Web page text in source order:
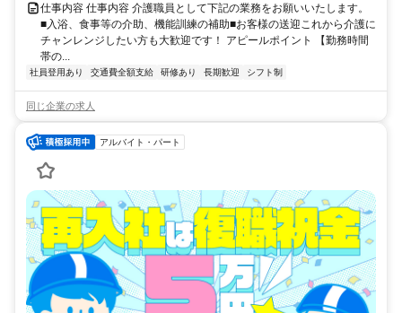
仕事内容 仕事内容 介護職員として下記の業務をお願いいたします。
■入浴、食事等の介助、機能訓練の補助■お客様の送迎これから介護に
チャンレンジしたい方も大歓迎です！ アピールポイント 【勤務時間
帯の...
社員登用あり 交通費全額支給 研修あり 長期歓迎 シフト制
同じ企業の求人
アルバイト・パート